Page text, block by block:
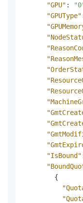
"GPU" :
"GPUType"
"IsBound"
{